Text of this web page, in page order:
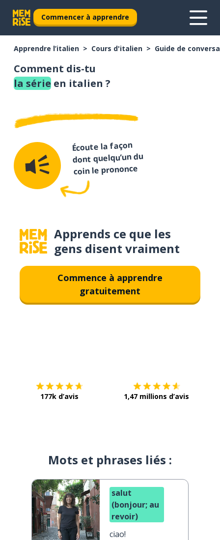
Commencer à apprendre
Apprendre l’italien Cours d'italien Guide de
Comment dis-tu
la série en italien ?
Écoute la façon
dont quelqu’un du
coin le prononce
Apprends ce que les
gens disent vraiment
Commence à apprendre
gratuitement
177k d’avis 1,47 millions d’avis
Mots et phrases liés :
salut
(bonjour; au
revoir)
ciao!